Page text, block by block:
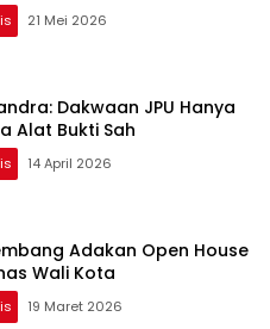
21 Mei 2026
Dakwaan JPU Hanya
Alat Bukti Sah
14 April 2026
Adakan Open House
Wali Kota
19 Maret 2026